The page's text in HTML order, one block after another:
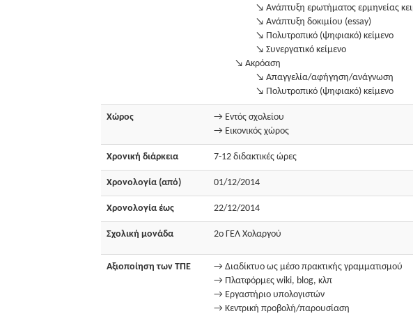
↘ Ανάπτυξη ερωτήματος ερμηνείας
↘ Ανάπτυξη δοκιμίου (essay)
↘ Πολυτροπικό (ψηφιακό) κείμενο
↘ Συνεργατικό κείμενο
↘ Ακρόαση
↘ Απαγγελία/αφήγηση/ανάγνωση
↘ Πολυτροπικό (ψηφιακό) κείμενο
Χώρος
→ Εντός σχολείου
→ Εικονικός χώρος
Χρονική διάρκεια 7-12 διδακτικές ώρες
Χρονολογία (από) 01/12/2014
Χρονολογία έως 22/12/2014
Σχολική μονάδα 2ο ΓΕΛ Χολαργού
Αξιοποίηση των ΤΠΕ
→ Διαδίκτυο ως μέσο πρακτικής γραμματισμού
→ Πλατφόρμες wiki, blog, κλπ
→ Εργαστήριο υπολογιστών
→ Κεντρική προβολή/παρουσίαση